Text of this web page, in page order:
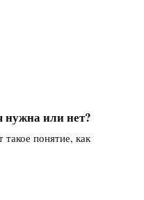
нужна или нет?
понятие, как